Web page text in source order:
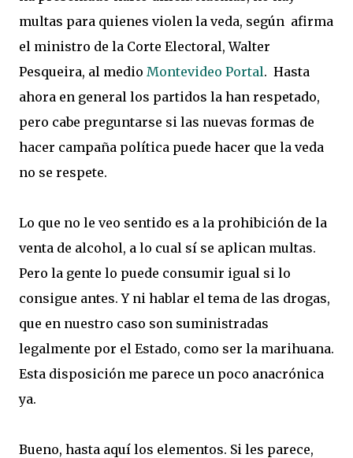
multas para quienes violen la veda, según afirma
el ministro de la Corte Electoral, Walter
Pesqueira, al medio Montevideo Portal. Hasta
ahora en general los partidos la han respetado,
pero cabe preguntarse si las nuevas formas de
hacer campaña política puede hacer que la veda
no se respete.
Lo que no le veo sentido es a la prohibición de la
venta de alcohol, a lo cual sí se aplican multas.
Pero la gente lo puede consumir igual si lo
consigue antes. Y ni hablar el tema de las drogas,
que en nuestro caso son suministradas
legalmente por el Estado, como ser la marihuana.
Esta disposición me parece un poco anacrónica
ya.
Bueno, hasta aquí los elementos. Si les parece,